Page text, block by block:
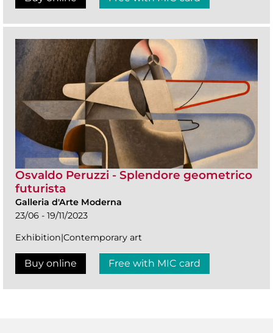
Osvaldo Peruzzi - Splendore geometrico
futurista
Galleria d'Arte Moderna
23/06 - 19/11/2023
Exhibition|Contemporary art
Buy online Free with MIC card